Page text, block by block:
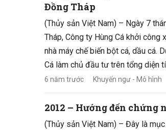
Đồng Tháp
(Thủy sản Việt Nam) – Ngày 7
Tháp, Công ty Hùng Cá khởi
nhà máy chế biến bột cá, dầu cá.
Cá làm chủ đầu tư trên tổng diện
6 năm trước Khuyến ngư - Mô hình
2012 – Hướng đến chứng
(Thủy sản Việt Nam) – Đây là